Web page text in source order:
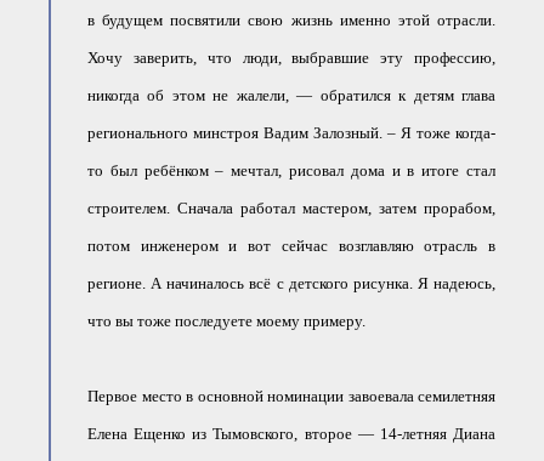
● Реестр членов
ООТСУО
имеющих строительные
Общественный контроль
Политика информационной
Антикоррупционная политика
Орган надзора
Работа в Общественных советах
Законодательство РФ по
техническим регламентам
в будущем посвятили свою жизнь именно этой отрасли.
Хочу заверить, что люди, выбравшие эту профессию,
никогда об этом не жалели, — обратился к детям глава
регионального минстроя Вадим Залозный. – Я тоже когда-
то был ребёнком – мечтал, рисовал дома и в итоге стал
строителем. Сначала работал мастером, затем прорабом,
потом инженером и вот сейчас возглавляю отрасль в
регионе. А начиналось всё с детского рисунка. Я надеюсь,
что вы тоже последуете моему примеру.
Первое место в основной номинации завоевала семилетняя
Елена Ещенко из Тымовского, второе — 14-летняя Диана